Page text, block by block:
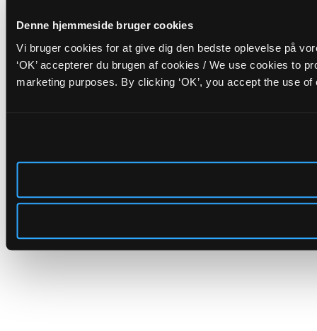
Denne hjemmeside bruger cookies
Vi bruger cookies for at give dig den bedste oplevelse på
‘OK’ accepterer du brugen af cookies / We use cookies to
marketing purposes. By clicking ‘OK’, you accept the use of